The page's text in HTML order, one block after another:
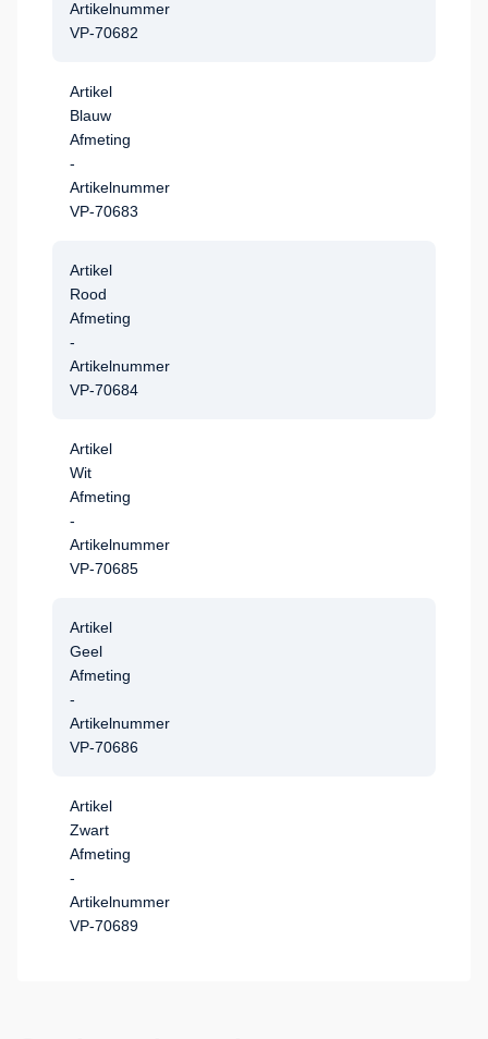
Artikelnummer
VP-70682
Artikel
Blauw
Afmeting
-
Artikelnummer
VP-70683
Artikel
Rood
Afmeting
-
Artikelnummer
VP-70684
Artikel
Wit
Afmeting
-
Artikelnummer
VP-70685
Artikel
Geel
Afmeting
-
Artikelnummer
VP-70686
Artikel
Zwart
Afmeting
-
Artikelnummer
VP-70689